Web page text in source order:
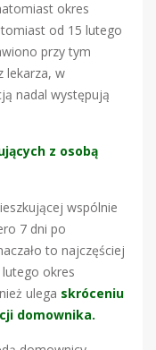
okres
od 15 lutego
przy tym
lekarza, w
nadal występują
z osobą
wspólnie
7 dni po
to najczęściej
okres
ulega skróceniu
domownika.